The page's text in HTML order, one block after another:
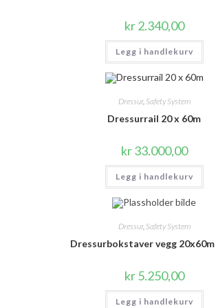
kr2.340,00
Legg i handlekurv
Dressur, Safety System
Dressurrail 20 x 60m
kr33.000,00
Legg i handlekurv
Dressur, Safety System
Dressurbokstaver vegg 20x60m
kr5.250,00
Legg i handlekurv